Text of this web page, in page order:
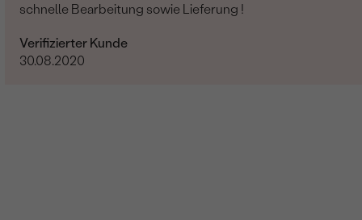
schnelle Bearbeitung sowie Lieferung !
Verifizierter Kunde
30.08.2020